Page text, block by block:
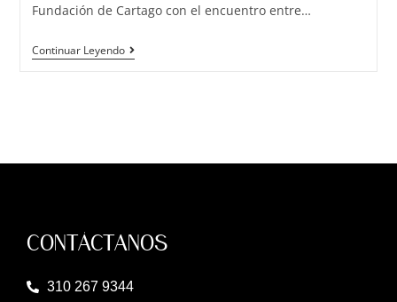
Fundación de Cartago con el encuentro entre…
Continuar Leyendo
CONTÁCTANOS
310 267 9344